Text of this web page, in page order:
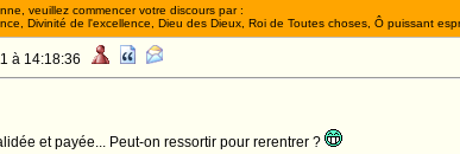
veuillez commencer votre discours par :
Divinité de l'excellence, Dieu des Dieux, Roi de Toutes choses, Ô puissant
à 14:18:36
et payée... Peut-on ressortir pour rerentrer ?